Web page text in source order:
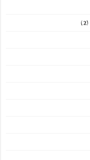
(2)